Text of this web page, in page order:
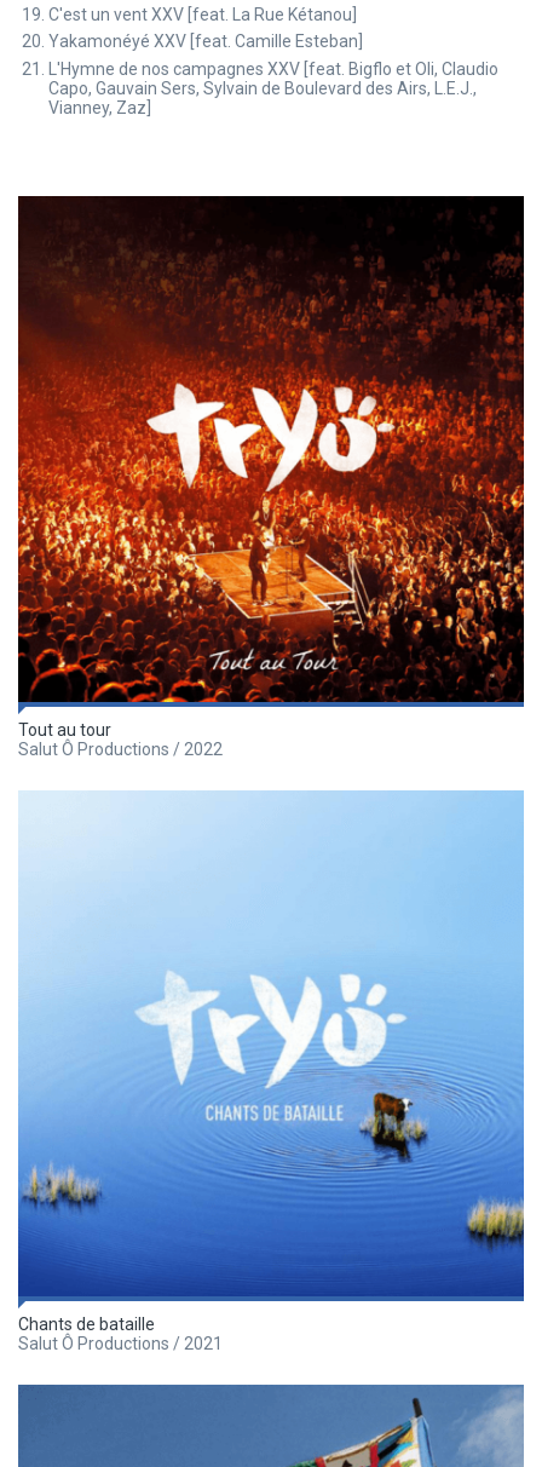
C'est un vent XXV [feat. La Rue Kétanou]
Yakamonéyé XXV [feat. Camille Esteban]
L'Hymne de nos campagnes XXV [feat. Bigflo et Oli, Claudio
Capo, Gauvain Sers, Sylvain de Boulevard des Airs, L.E.J.,
Vianney, Zaz]
Tout au tour
Salut Ô Productions / 2022
Chants de bataille
Salut Ô Productions / 2021